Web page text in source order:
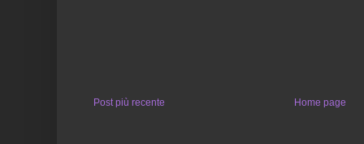
Post più recente Home page